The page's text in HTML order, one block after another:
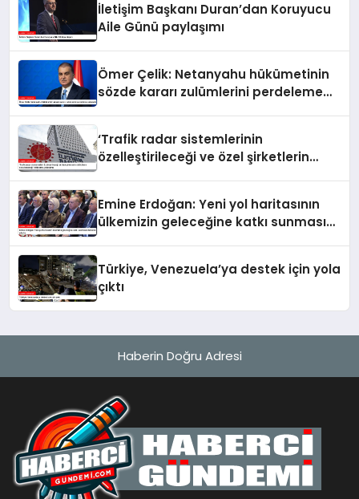
İletişim Başkanı Duran’dan Koruyucu
Aile Günü paylaşımı
Ömer Çelik: Netanyahu hükümetinin
sözde kararı zulümlerini perdeleme
‘Trafik radar sistemlerinin
özelleştirileceği ve özel şirketlerin
Emine Erdoğan: Yeni yol haritasının
ülkemizin geleceğine katkı sunmasını
Türkiye, Venezuela’ya destek için yola
çıktı
Haberin Doğru Adresi